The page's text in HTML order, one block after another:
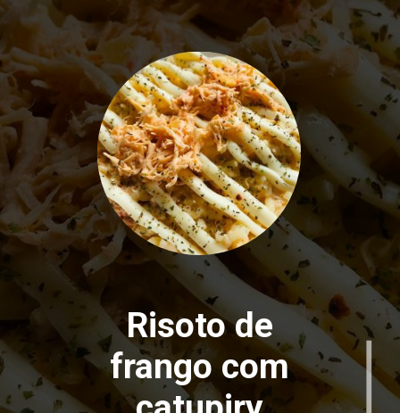
Risoto de
frango com